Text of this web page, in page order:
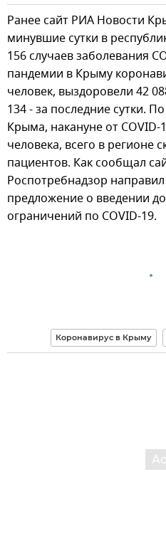
Ранее сайт РИА Новости
минувшие сутки в
156 случаев заболевания
пандемии в Крыму
человек, выздоровели 42
134 - за последние сутки.
Крыма, накануне от
человека, всего в регионе
пациентов. Как сообщал
Роспотребнадзор
предложение о введении
ограничений по COVID-19.
Коронавирус в Крыму